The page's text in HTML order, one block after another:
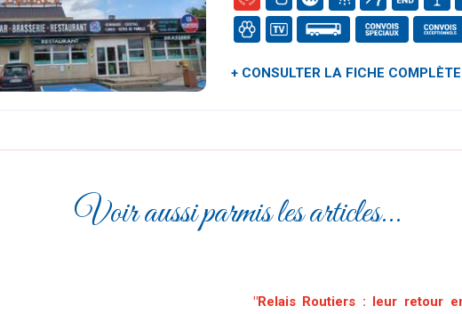
+ CONSULTER LA FICHE COMPLÈTE
Voir aussi parmis les articles...
"Relais Routiers : leur retour